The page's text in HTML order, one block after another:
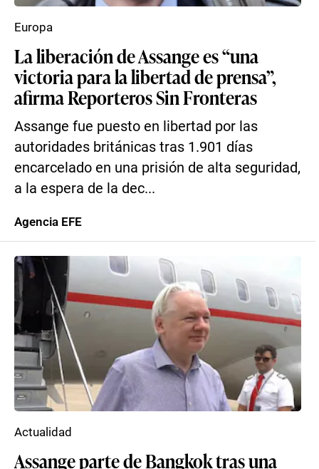
La liberación de Assange es “una
victoria para la libertad de prensa”,
afirma Reporteros Sin Fronteras
Assange fue puesto en libertad por las
autoridades británicas tras 1.901 días
encarcelado en una prisión de alta seguridad,
a la espera de la dec...
Europa
Agencia EFE
Assange parte de Bangkok tras una
Actualidad